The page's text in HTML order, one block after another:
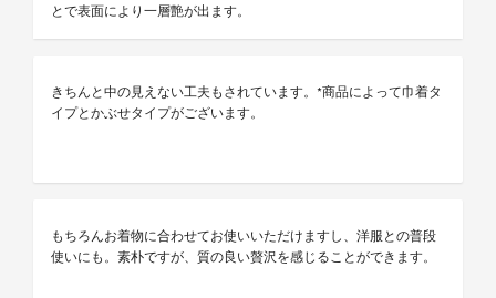
とで表面により一層艶が出ます。
きちんと中の見えない工夫もされています。*商品によって巾着タ
イプとかぶせタイプがございます。
もちろんお着物に合わせてお使いいただけますし、洋服との普段
使いにも。素朴ですが、質の良い贅沢を感じることができます。